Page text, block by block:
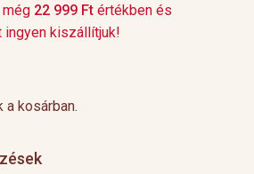
még 22 999 Ftértékben és
ingyen kiszállítjuk!
a kosárban.